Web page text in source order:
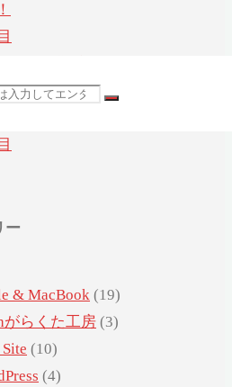
シンスケ展かもしれない」へ
ー
& MacBook (19)
がらくた工房 (3)
(10)
(4)